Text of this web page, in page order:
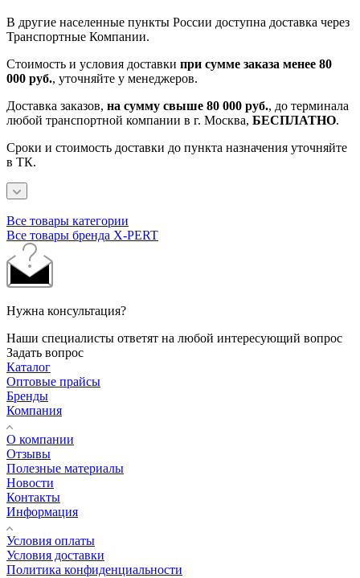
В другие населенные пункты России доступна доставка через
Транспортные Компании.
Стоимость и условия доставки при сумме заказа менее 80
000 руб., уточняйте у менеджеров.
Доставка заказов, на сумму свыше 80 000 руб., до терминала
любой транспортной компании в г. Москва, БЕСПЛАТНО.
Сроки и стоимость доставки до пункта назначения уточняйте
в ТК.
Все товары категории
Все товары бренда X-PERT
Нужна консультация?
Наши специалисты ответят на любой интересующий вопрос
Задать вопрос
Каталог
Оптовые прайсы
Бренды
Компания
О компании
Отзывы
Полезные материалы
Новости
Контакты
Информация
Условия оплаты
Условия доставки
Политика конфиденциальности